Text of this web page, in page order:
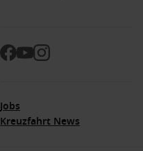
Jobs
Kreuzfahrt News